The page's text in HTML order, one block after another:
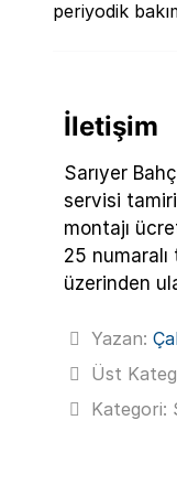
periyodik
İletişim
Sarıyer
servisi
montajı
25
üzerinden
Yazan:
Üst
Kategori: